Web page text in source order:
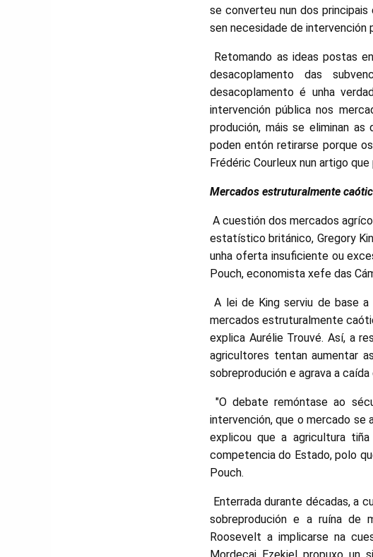
se converteu nun dos
sen necesidade de intervención
Retomando as ideas postas
desacoplamento das
desacoplamento é unha
intervención pública nos
produción, máis se eliminan
poden entón retirarse porque
Frédéric Courleux nun artigo
Mercados estruturalmente
A cuestión dos mercados
estatístico británico, Gregory
unha oferta insuficiente ou
Pouch, economista xefe das
A lei de King serviu de base
mercados estruturalmente
explica Aurélie Trouvé. Así, a
agricultores tentan aumentar
sobreprodución e agrava a caída
"O debate remóntase ao
intervención, que o mercado se
explicou que a agricultura
competencia do Estado, polo
Pouch.
Enterrada durante décadas, a
sobreprodución e a ruína de
Roosevelt a implicarse na